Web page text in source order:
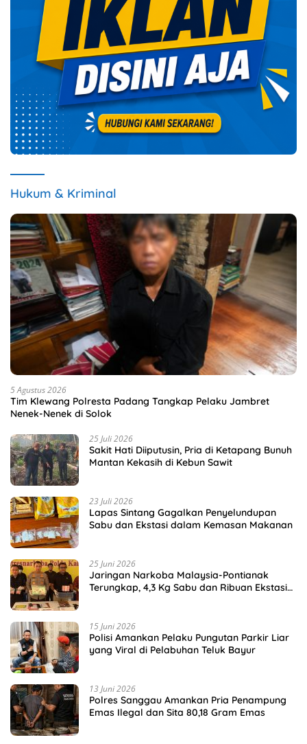
Hukum & Kriminal
5 Agustus 2026
Tim Klewang Polresta Padang Tangkap Pelaku Jambret
Nenek-Nenek di Solok
25 Juli 2026
Sakit Hati Diiputusin, Pria di Ketapang Bunuh
Mantan Kekasih di Kebun Sawit
23 Juli 2026
Lapas Sintang Gagalkan Penyelundupan
Sabu dan Ekstasi dalam Kemasan Makanan
25 Juni 2026
Jaringan Narkoba Malaysia-Pontianak
Terungkap, 4,3 Kg Sabu dan Ribuan Ekstasi
15 Juni 2026
Polisi Amankan Pelaku Pungutan Parkir Liar
yang Viral di Pelabuhan Teluk Bayur
13 Juni 2026
Polres Sanggau Amankan Pria Penampung
Emas Ilegal dan Sita 80,18 Gram Emas